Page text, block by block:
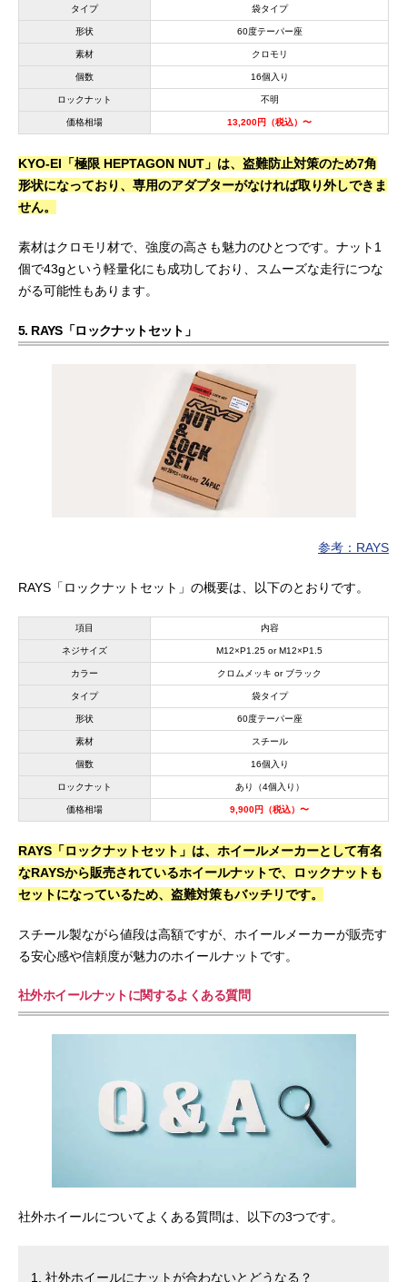
タイプ 袋タイプ
形状 60度テーパー座
素材 クロモリ
個数 16個入り
ロックナット 不明
価格相場 13,200円（税込）〜
KYO-EI「極限 HEPTAGON NUT」は、盗難防止対策のため7角
形状になっており、専用のアダプターがなければ取り外しできま
せん。
素材はクロモリ材で、強度の高さも魅力のひとつです。ナット1
個で43gという軽量化にも成功しており、スムーズな走行につな
がる可能性もあります。
5. RAYS「ロックナットセット」
参考：RAYS
RAYS「ロックナットセット」の概要は、以下のとおりです。
項目 内容
ネジサイズ M12×P1.25 or M12×P1.5
カラー クロムメッキ or ブラック
タイプ 袋タイプ
形状 60度テーパー座
素材 スチール
個数 16個入り
ロックナット あり（4個入り）
価格相場 9,900円（税込）〜
RAYS「ロックナットセット」は、ホイールメーカーとして有名
なRAYSから販売されているホイールナットで、ロックナットも
セットになっているため、盗難対策もバッチリです。
スチール製ながら値段は高額ですが、ホイールメーカーが販売す
る安心感や信頼度が魅力のホイールナットです。
社外ホイールナットに関するよくある質問
社外ホイールについてよくある質問は、以下の3つです。
社外ホイールにナットが合わないとどうなる？